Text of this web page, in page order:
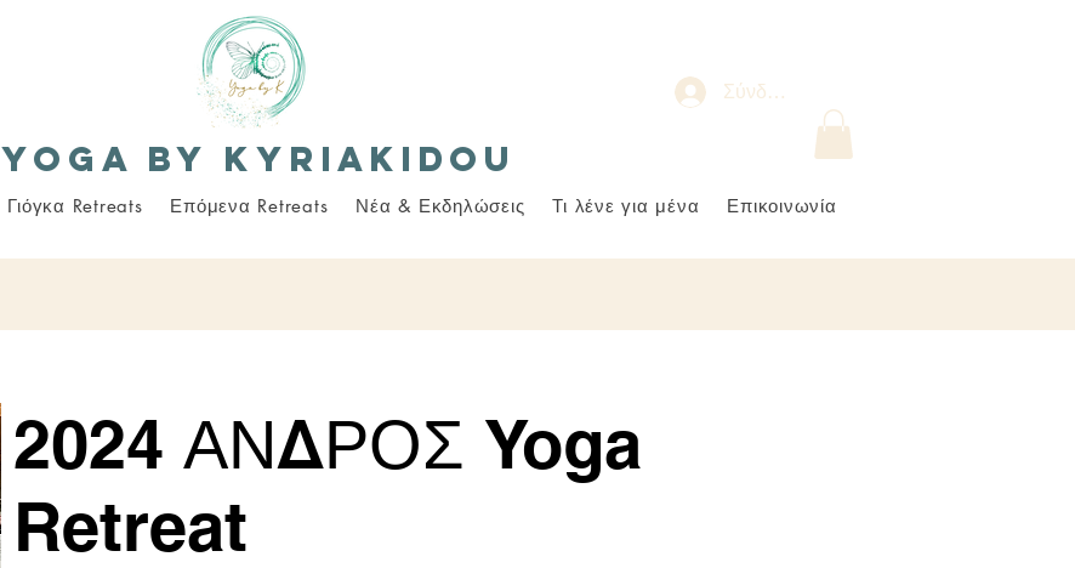
Yoga By Kyriakidou
Σύνδεση
Γιόγκα Retreats Επόμενα Retreats Νέα & Εκδηλώσεις Τι λένε για μένα Επικοινωνία
2024 ΑΝΔΡΟΣ Yoga
Retreat